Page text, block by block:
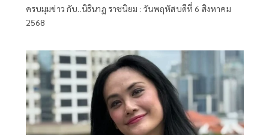
ครบมุมข่าว กับ..นิธินาฏ ราชนิยม : วันพฤหัสบดีที่ 6 สิงหาคม
2568